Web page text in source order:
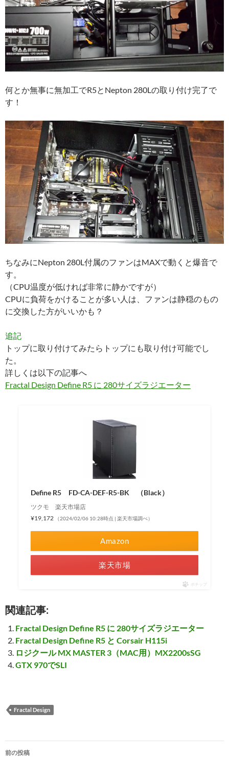
何とか無事に無加工でR5とNepton 280Lの取り付け完了で
す！
ちなみにNepton 280L付属のファンはMAXで動くと爆音で
す。
（CPU温度が低ければ非常に静かですが）
CPUに負荷をかけることが多い人は、ファンは静穏のもの
に交換した方がいいかも？
追記
トップに取り付けてみたらトップにも取り付け可能でし
た。
詳しくは以下の記事へ
Fractal Design Define R5 に 280サイズラジエーター
Define R5 FD-CA-DEF-R5-BK （Black）
ツクモ 楽天市場店
¥19,172
（2024/02/06 10:28時点 | 楽天市場調べ）
Amazon
楽天市場
ポチップ
関連記事:
Fractal Design Define R5 に 280サイズラジエーター
Fractal Design Define R5 と Corsair H115i
ロジクール MX MASTER 3（MAC用）MX2200sSG
GTX 970でSLI
Fractal Design
投
前の投稿